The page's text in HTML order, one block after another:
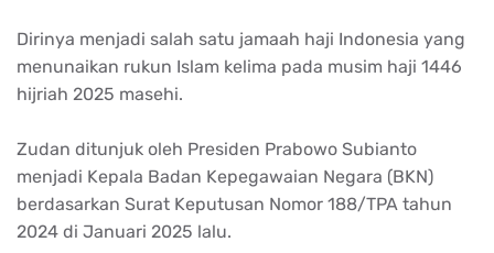
Dirinya menjadi salah satu jamaah haji Indonesia yang
menunaikan rukun Islam kelima pada musim haji 1446
hijriah 2025 masehi.
Zudan ditunjuk oleh Presiden Prabowo Subianto
menjadi Kepala Badan Kepegawaian Negara (BKN)
berdasarkan Surat Keputusan Nomor 188/TPA tahun
2024 di Januari 2025 lalu.